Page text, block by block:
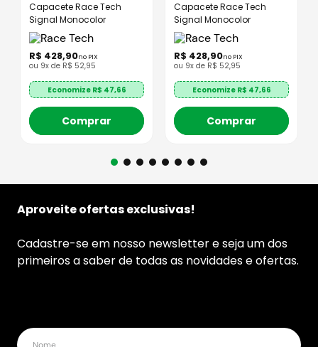
Capacete Race Tech
Signal Monocolor
R$ 428,90no PIX
ou 9x de R$ 52,95
Economize R$ 47,66
Comprar
Capacete Race Tech
Signal Monocolor
R$ 428,90no PIX
ou 9x de R$ 52,95
Economize R$ 47,66
Comprar
Aproveite ofertas exclusivas!
Cadastre-se em nosso newsletter e seja um dos
primeiros a saber de todas as novidades e ofertas.